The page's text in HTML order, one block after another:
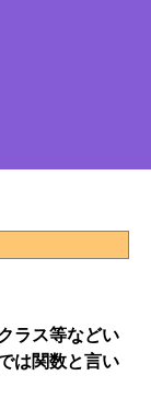
ラス等などい
は関数と言い